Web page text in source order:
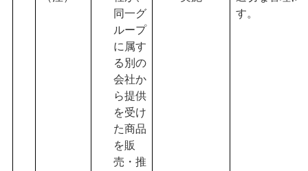
同一グ
ループ
に属す
る別の
会社か
ら提供
を受け
た商品
を販
売・推
す。